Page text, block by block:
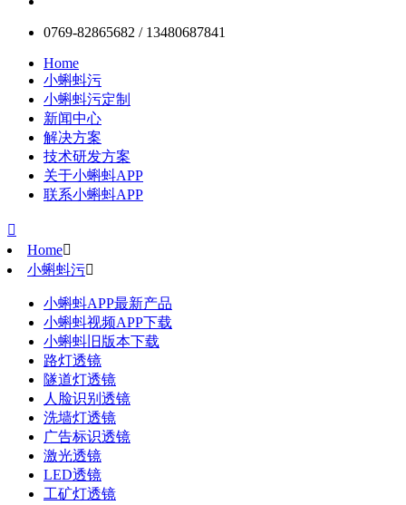
0769-82865682 / 13480687841
Home
小蝌蚪污
小蝌蚪污定制
新闻中心
解决方案
技术研发方案
关于小蝌蚪APP
联系小蝌蚪APP

Home
小蝌蚪污
小蝌蚪APP最新产品
小蝌蚪视频APP下载
小蝌蚪旧版本下载
路灯透镜
隧道灯透镜
人脸识别透镜
洗墙灯透镜
广告标识透镜
激光透镜
LED透镜
工矿灯透镜